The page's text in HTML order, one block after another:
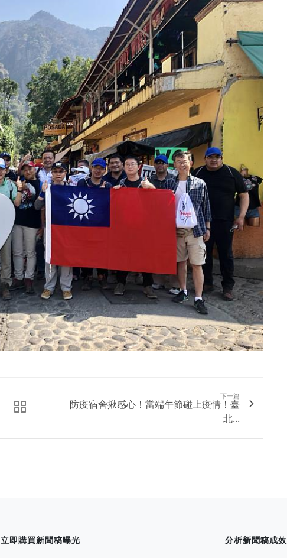
下一篇
防疫宿舍揪感心！當端午節碰上疫情！臺
北...
立即購買新聞稿曝光 分析新聞稿成效